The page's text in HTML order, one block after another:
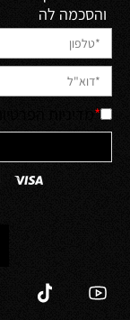
והסכמה לה
*